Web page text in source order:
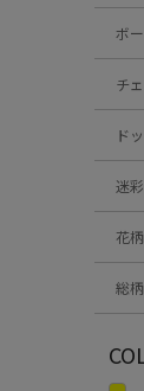
ボ
チ
ド
迷彩
花
総柄